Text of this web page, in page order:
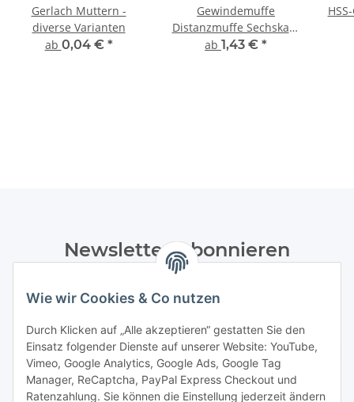
Wie wir Cookies & Co nutzen
Durch Klicken auf „Alle akzeptieren“ gestatten Sie den
Einsatz folgender Dienste auf unserer Website: YouTube,
Vimeo, Google Analytics, Google Ads, Google Tag
Manager, ReCaptcha, PayPal Express Checkout und
Ratenzahlung. Sie können die Einstellung jederzeit ändern
Gerlach Muttern -
diverse Varianten
ab 0,04 € *
Gewindemuffe
Distanzmuffe Sechskant
- 10 Stück
ab 1,43 € *
Newsletter Abonnieren
Datenschutzerklärungregelmäßig und jederzeit widerruflich
Abonnieren
Informationen